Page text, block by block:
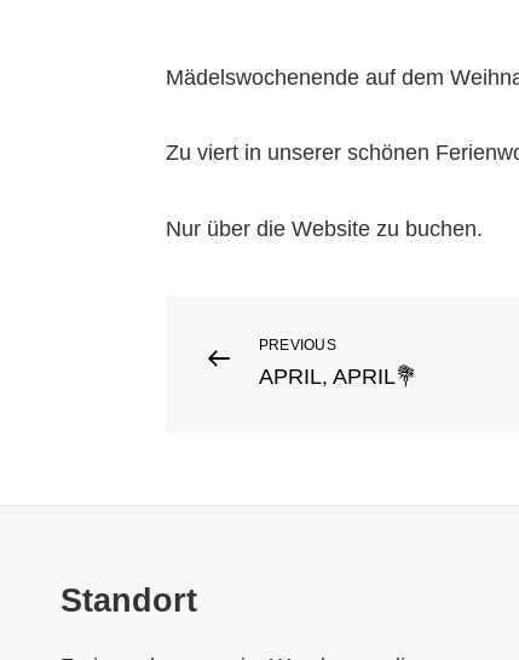
Mädelswochenende auf dem
Zu viert in unserer schönen
Nur über die Website zu buchen.
Beitragsnavigation
Previous
Post
PREVIOUS
APRIL, APRIL💐
Standort